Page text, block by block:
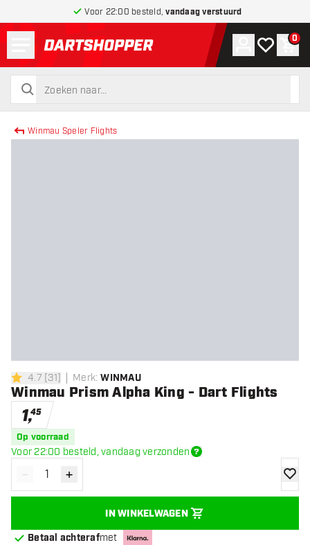
Voor 22:00 besteld,vandaag verstuurd
terug naar home pagina
zoeken
zoeken
Account
Mijn 0
Winmau Speler Flights
4.7 score sterren
4.7 [31] Merk: WINMAU
Winmau Prism Alpha King - Dart Flights
1,45
Op voorraad
Voor 22:00 besteld, vandaag verzonden
Verminder hoeveelheid
- Verhoog hoeveelheid
+
IN WINKELWAGEN
Betaal achterafmet